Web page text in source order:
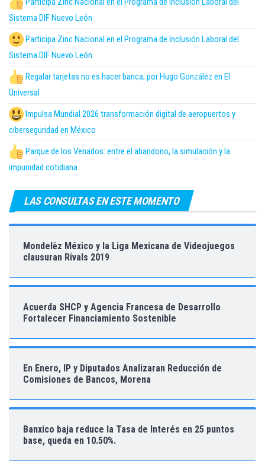
Sistema DIF Nuevo León
Participa Zinc Nacional en el Programa de Inclusión Laboral del
Sistema DIF Nuevo León
Regalar tarjetas no es hacer banca; por Hugo González en El
Universal
Impulsa Mundial 2026 transformación digital de aeropuertos y
ciberseguridad en México
Parque de los Venados: entre el abandono, la simulación y la
impunidad cotidiana
LAS CONSULTAS EN ESTE MOMENTO
Mondelēz México y la Liga Mexicana de Videojuegos
clausuran Rivals 2019
Acuerda SHCP y Agencia Francesa de Desarrollo
Fortalecer Financiamiento Sostenible
En Enero, IP y Diputados Analizaran Reducción de
Comisiones de Bancos, Morena
Banxico baja reduce la Tasa de Interés en 25 puntos
base, queda en 10.50%.